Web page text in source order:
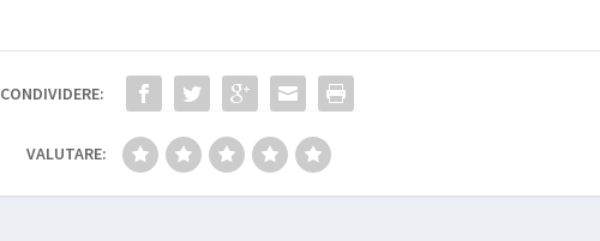
CONDIVIDERE:
VALUTARE: